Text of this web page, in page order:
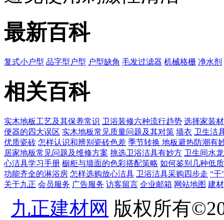
最新百科
复式小户型 品字型户型 户型缺角 毛发过滤器 机械格栅 净水剂
相关百科
实木地板工艺及其保养常识 卫浴装修六种流行趋势 选择家装
便器的四大误区 实木地板常见质量问题及其对策 墙衣 卫生洁
优质瓷砖 怎样认识和辨别瓷砖色差 季节转换 地板避热防潮有
居家地板常见问题及维修方案 挑选卫浴洁具有妙方 卫生间水
心洁具学习手册 橱柜与墙面的色彩搭配策略 如何鉴别几种低
功能齐全的淋浴房 怎样选购放心洁具 卫浴洁具采购四步走 “干
关于九正 会员服务 广告服务 访客留言 企业邮箱 网站地图 建
九正建材网 版权所有